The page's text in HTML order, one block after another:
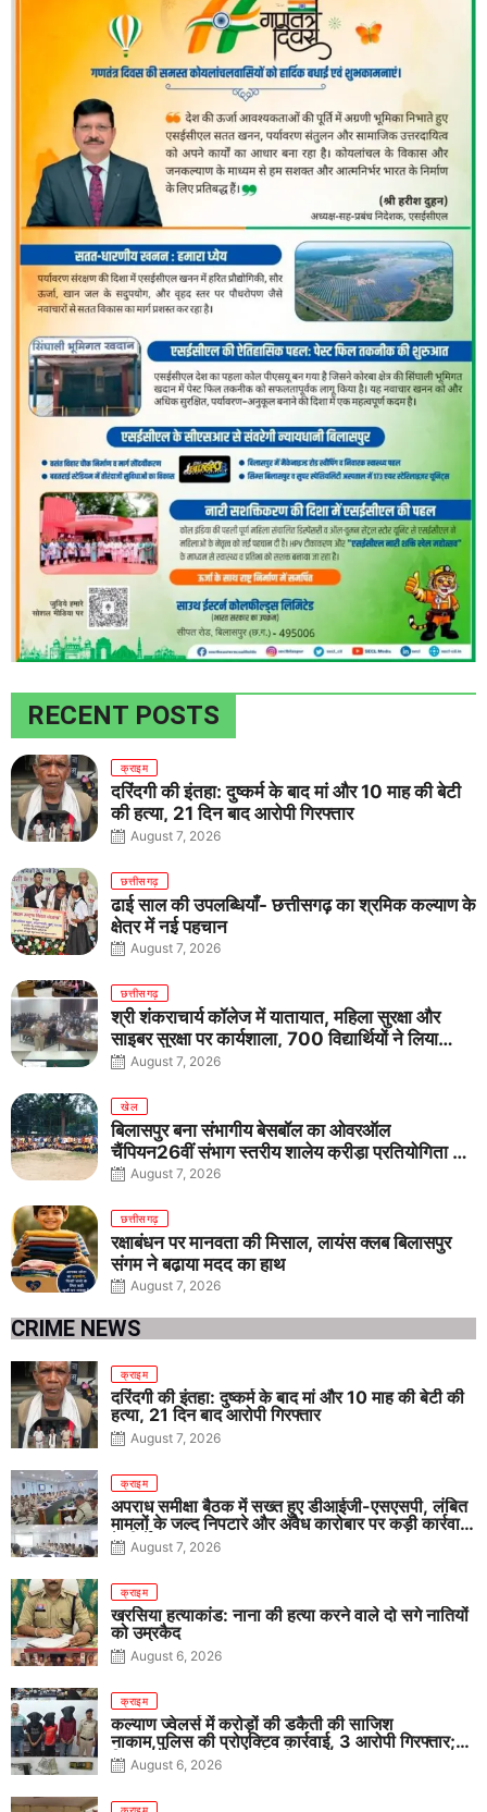
RECENT POSTS
क्राइम
दरिंदगी की इंतहा: दुष्कर्म के बाद मां और 10 माह की बेटी
की हत्या, 21 दिन बाद आरोपी गिरफ्तार
August 7, 2026
छत्तीसगढ़
ढाई साल की उपलब्धियाँ- छत्तीसगढ़ का श्रमिक कल्याण के
क्षेत्र में नई पहचान
August 7, 2026
छत्तीसगढ़
श्री शंकराचार्य कॉलेज में यातायात, महिला सुरक्षा और
साइबर सुरक्षा पर कार्यशाला, 700 विद्यार्थियों ने लिया
जागरूकता का संकल्प
August 7, 2026
खेल
बिलासपुर बना संभागीय बेसबॉल का ओवरऑल
चैंपियन26वीं संभाग स्तरीय शालेय क्रीड़ा प्रतियोगिता में
तीनों आयु वर्गों में शानदार प्रदर्शन
August 7, 2026
छत्तीसगढ़
रक्षाबंधन पर मानवता की मिसाल, लायंस क्लब बिलासपुर
संगम ने बढ़ाया मदद का हाथ
August 7, 2026
CRIME NEWS
क्राइम
दरिंदगी की इंतहा: दुष्कर्म के बाद मां और 10 माह की बेटी की
हत्या, 21 दिन बाद आरोपी गिरफ्तार
August 7, 2026
क्राइम
अपराध समीक्षा बैठक में सख्त हुए डीआईजी-एसएसपी, लंबित
मामलों के जल्द निपटारे और अवैध कारोबार पर कड़ी कार्रवाई
के निर्देश
August 7, 2026
क्राइम
खरसिया हत्याकांड: नाना की हत्या करने वाले दो सगे नातियों
को उम्रकैद
August 6, 2026
क्राइम
कल्याण ज्वेलर्स में करोड़ों की डकैती की साजिश
नाकाम,पुलिस की प्रोएक्टिव कार्रवाई, 3 आरोपी गिरफ्तार;
पिस्टल, कारतूस, चाकू और मोबाइल बरामद
August 6, 2026